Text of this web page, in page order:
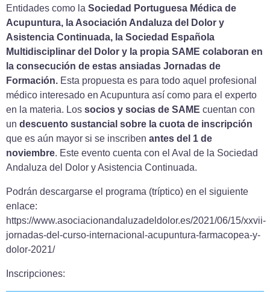
Entidades como la Sociedad Portuguesa Médica de
Acupuntura, la Asociación Andaluza del Dolor y
Asistencia Continuada, la Sociedad Española
Multidisciplinar del Dolor y la propia SAME colaboran en
la consecución de estas ansiadas Jornadas de
Formación. Esta propuesta es para todo aquel profesional
médico interesado en Acupuntura así como para el experto
en la materia. Los socios y socias de SAME cuentan con
un descuento sustancial sobre la cuota de inscripción
que es aún mayor si se inscriben antes del 1 de
noviembre. Este evento cuenta con el Aval de la Sociedad
Andaluza del Dolor y Asistencia Continuada.
Podrán descargarse el programa (tríptico) en el siguiente
enlace:
https://www.asociacionandaluzadeldolor.es/2021/06/15/xxvii-
jornadas-del-curso-internacional-acupuntura-farmacopea-y-
dolor-2021/
Inscripciones: